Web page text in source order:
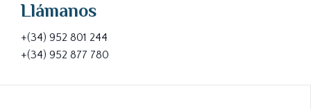
Llámanos
+(34) 952 801 244
+(34) 952 877 780